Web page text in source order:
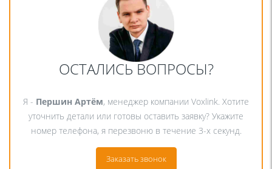
ОСТАЛИСЬ ВОПРОСЫ?
Я - Першин Артём, менеджер компании Voxlink. Хотите
уточнить детали или готовы оставить заявку? Укажите
номер телефона, я перезвоню в течение 3-х секунд.
Заказать звонок